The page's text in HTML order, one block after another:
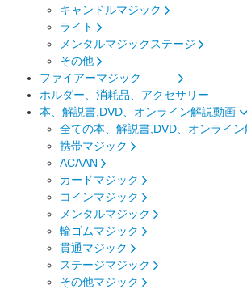
キャンドルマジック
ライト
メンタルマジックステージ
その他
ファイアーマジック
ホルダー、消耗品、アクセ
本、解説書,DVD、オンライン解説動画
全ての本、解説書,DVD、オンライ
携帯マジック
ACAAN
カードマジック
コインマジック
メンタルマジック
輪ゴムマジック
貫通マジック
ステージマジック
その他マジック